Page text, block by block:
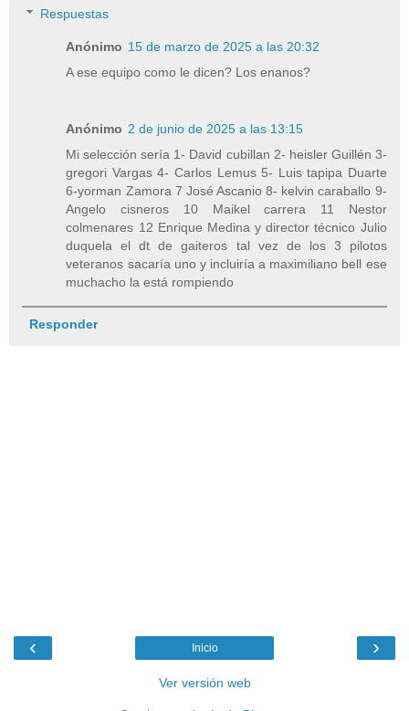
Respuestas
Anónimo 15 de marzo de 2025 a las 20:32
A ese equipo como le dicen? Los enanos?
Anónimo 2 de junio de 2025 a las 13:15
Mi selección sería 1- David cubillan 2- heisler Guillén 3-
gregori Vargas 4- Carlos Lemus 5- Luis tapipa Duarte
6-yorman Zamora 7 José Ascanio 8- kelvin caraballo 9-
Angelo cisneros 10 Maikel carrera 11 Nestor
colmenares 12 Enrique Medina y director técnico Julio
duquela el dt de gaiteros tal vez de los 3 pilotos
veteranos sacaría uno y incluiría a maximiliano bell ese
muchacho la está rompiendo
Responder
‹ ›
Inicio
Ver versión web